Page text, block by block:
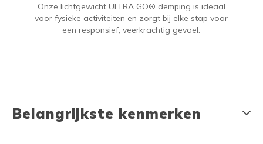
Onze lichtgewicht ULTRA GO® demping is ideaal
voor fysieke activiteiten en zorgt bij elke stap voor
een responsief, veerkrachtig gevoel.
Belangrijkste kenmerken